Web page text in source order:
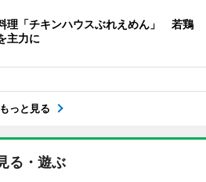
理「チキンハウスぶれえめん」 若鶏
主力に
もっと見る
る・遊ぶ